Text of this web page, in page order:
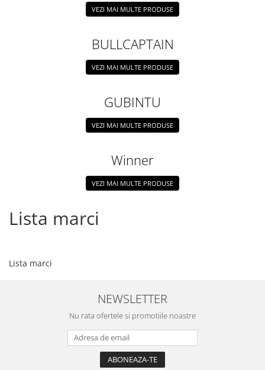
VEZI MAI MULTE PRODUSE
BULLCAPTAIN
VEZI MAI MULTE PRODUSE
GUBINTU
VEZI MAI MULTE PRODUSE
Winner
VEZI MAI MULTE PRODUSE
Lista marci
Lista marci
NEWSLETTER
Nu rata ofertele si promotiile noastre